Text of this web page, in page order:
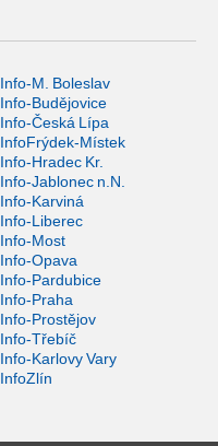
Info-M. Boleslav
Info-Budějovice
Info-Česká Lípa
InfoFrýdek-Místek
Info-Hradec Kr.
Info-Jablonec n.N.
Info-Karviná
Info-Liberec
Info-Most
Info-Opava
Info-Pardubice
Info-Praha
Info-Prostějov
Info-Třebíč
Info-Karlovy Vary
InfoZlín